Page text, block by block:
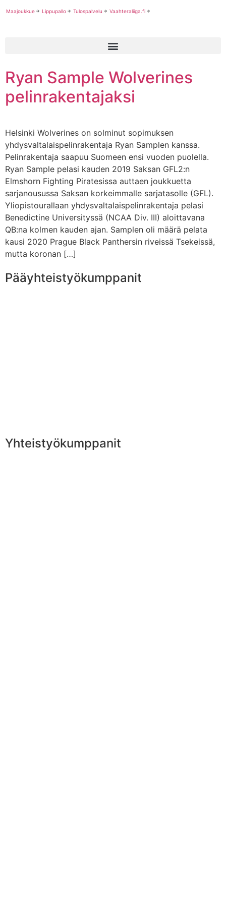
Maajoukkue Lippupallo Tulospalvelu Vaahteraliiga.fi
Ryan Sample Wolverines
pelinrakentajaksi
Helsinki Wolverines on solminut sopimuksen
yhdysvaltalaispelinrakentaja Ryan Samplen kanssa.
Pelinrakentaja saapuu Suomeen ensi vuoden puolella.
Ryan Sample pelasi kauden 2019 Saksan GFL2:n
Elmshorn Fighting Piratesissa auttaen joukkuetta
sarjanousussa Saksan korkeimmalle sarjatasolle (GFL).
Yliopistourallaan yhdysvaltalaispelinrakentaja pelasi
Benedictine Universityssä (NCAA Div. III) aloittavana
QB:na kolmen kauden ajan. Samplen oli määrä pelata
kausi 2020 Prague Black Panthersin riveissä Tsekeissä,
mutta koronan […]
Pääyhteistyökumppanit
Yhteistyökumppanit